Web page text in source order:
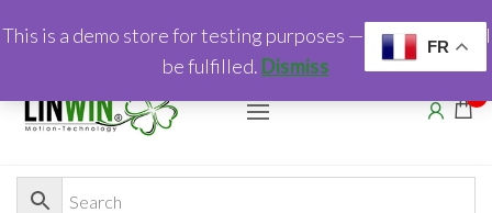
FR
This is a demo store for testing purposes — no orders shall
be fulfilled. Dismiss